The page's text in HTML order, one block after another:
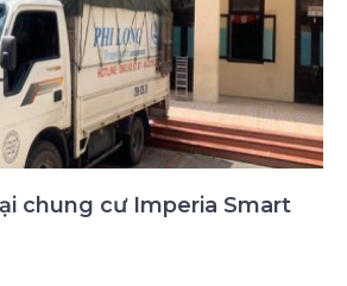
chung cư Imperia Smart